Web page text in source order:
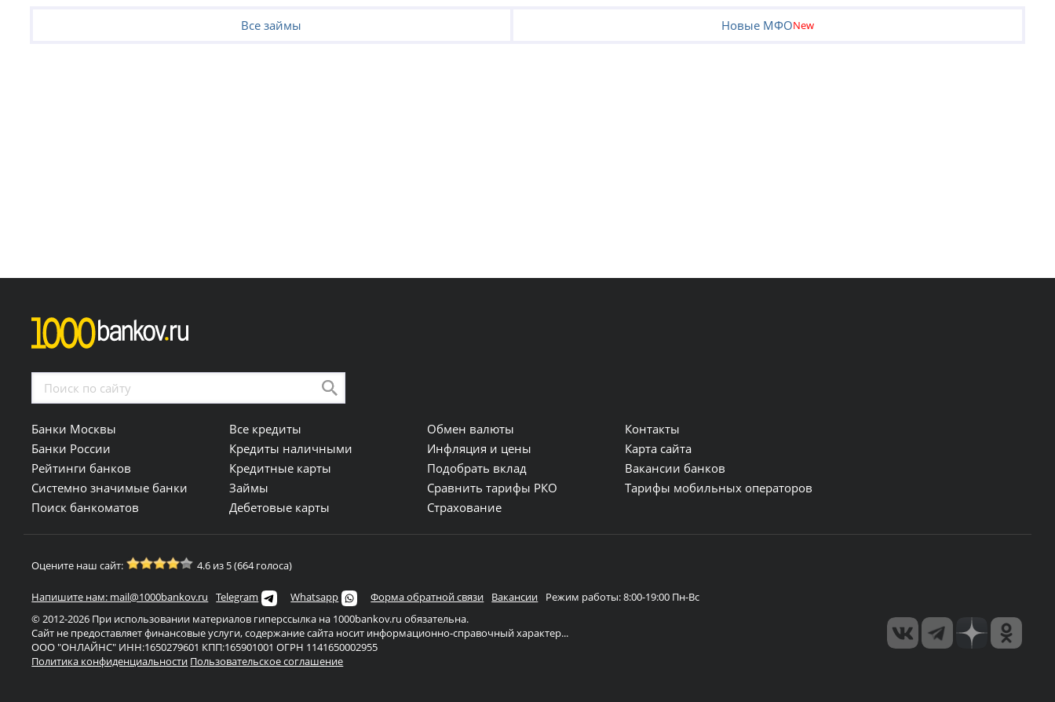
Все займы Новые МФОNew
Банки Москвы
Банки России
Рейтинги банков
Системно значимые банки
Поиск банкоматов
Все кредиты
Кредиты наличными
Кредитные карты
Займы
Дебетовые карты
Обмен валюты
Инфляция и цены
Подобрать вклад
Сравнить тарифы РКО
Страхование
Контакты
Карта сайта
Вакансии банков
Тарифы мобильных операторов
Оцените наш сайт: 4.6 из 5 (664 голоса)
Напишите нам: mail@1000bankov.ru Telegram Whatsapp Форма обратной связи Вакансии
Режим работы: 8:00-19:00 Пн-Вс
© 2012-2026 При использовании материалов гиперссылка на 1000bankov.ru обязательна.
Сайт не предоставляет финансовые услуги, содержание сайта носит информационно-справочный характер...
ООО "ОНЛАЙНС" ИНН:1650279601 КПП:165901001 ОГРН 1141650002955
Политика конфиденциальности Пользовательское соглашение